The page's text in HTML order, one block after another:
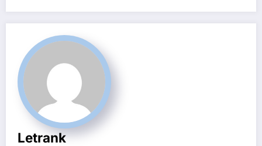
Letrank